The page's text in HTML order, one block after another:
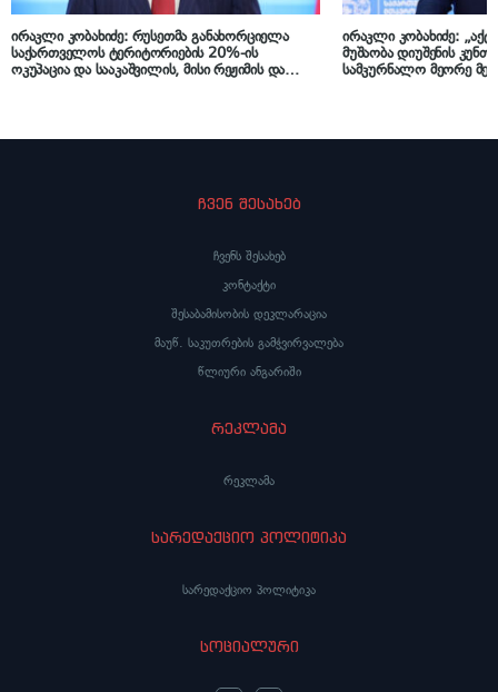
ირაკლი კობახიძე: რუსეთმა განახორციელა
საქართველოს ტერიტორიების 20%-ის
ოკუპაცია და სააკაშვილის, მისი რეჟიმის და
ირაკლი კობახიძე:
მუშაობა დიუშენის
სამკურნალო მეორე
ჩვენ შესახებ
ჩვენს შესახებ
კონტაქტი
შესაბამისობის დეკლარაცია
მაუწ. საკუთრების გამჭვირვალება
წლიური ანგარიში
რეკლამა
რეკლამა
სარედაქციო პოლიტიკა
სარედაქციო პოლიტიკა
სოციალური